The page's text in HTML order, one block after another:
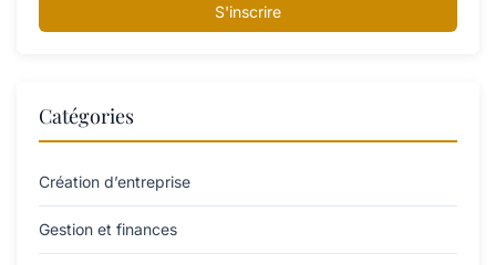
S'inscrire
Catégories
Création d’entreprise
Gestion et finances